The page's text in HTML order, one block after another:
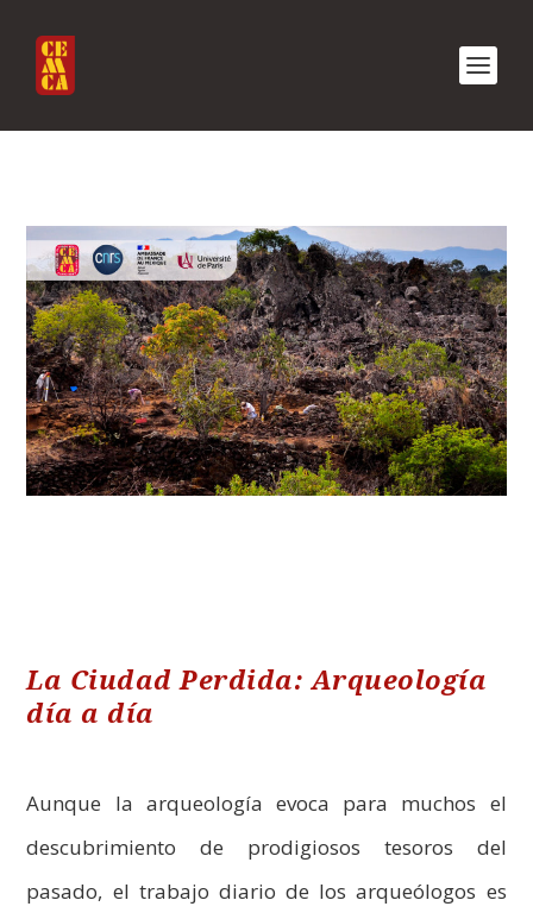
La Ciudad Perdida: Arqueología
día a día
Aunque la arqueología evoca para muchos el
descubrimiento de prodigiosos tesoros del
pasado, el trabajo diario de los arqueólogos es